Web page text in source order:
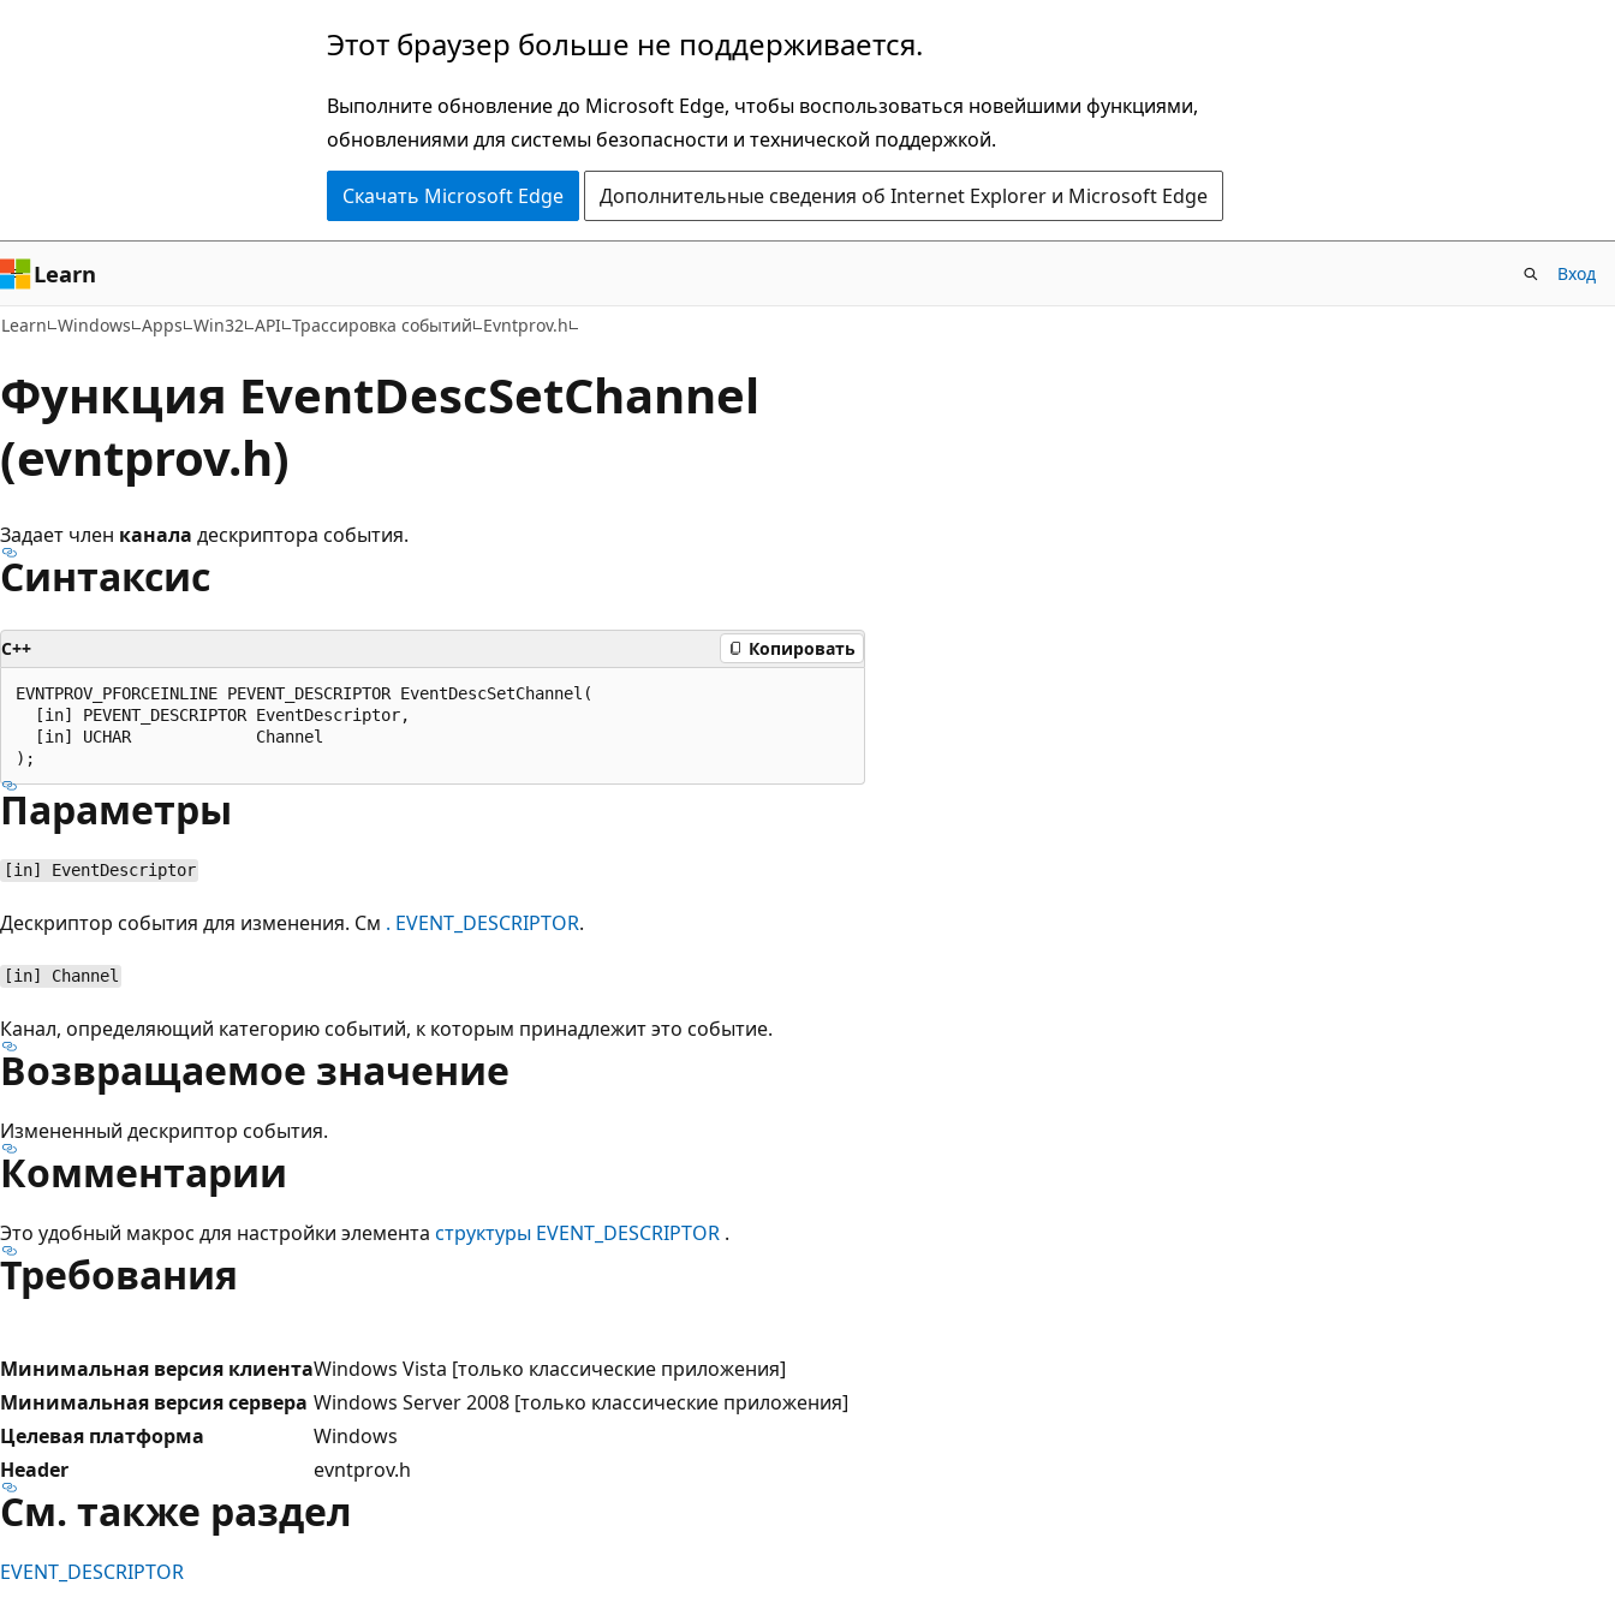
Этот браузер больше не поддерживается.
Выполните обновление до Microsoft Edge, чтобы воспользоваться новейшими функциями,
обновлениями для системы безопасности и технической поддержкой.
Скачать Microsoft Edge Дополнительные сведения об Internet Explorer и Microsoft Edge
Learn Вход
Learn Windows Apps Win32 API Трассировка событий Evntprov.h
Функция EventDescSetChannel
(evntprov.h)
Задает член канала дескриптора события.
Синтаксис
C++ Копировать
EVNTPROV_PFORCEINLINE PEVENT_DESCRIPTOR EventDescSetChannel(
  [in] PEVENT_DESCRIPTOR EventDescriptor,
  [in] UCHAR             Channel
Параметры
[in] EventDescriptor
Дескриптор события для изменения. См . EVENT_DESCRIPTOR.
[in] Channel
Канал, определяющий категорию событий, к которым принадлежит это событие.
Возвращаемое значение
Измененный дескриптор события.
Комментарии
Это удобный макрос для настройки элемента структуры EVENT_DESCRIPTOR .
Требования
Минимальная версия клиентаWindows Vista [только классические приложения]
Минимальная версия сервера Windows Server 2008 [только классические приложения]
Целевая платформа
Windows
Header
evntprov.h
См. также раздел
EVENT_DESCRIPTOR